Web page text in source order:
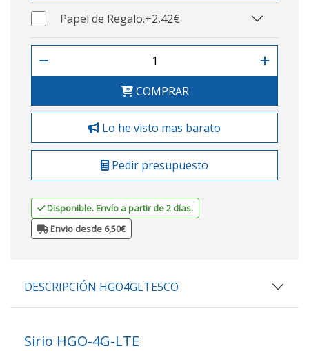
Papel de Regalo.+2,42€
COMPRAR
Lo he visto mas barato
Pedir presupuesto
Disponible. Envío a partir de 2 días.
Envio desde 6,50€
DESCRIPCIÓN HGO4GLTE5CO
Sirio HGO-4G-LTE